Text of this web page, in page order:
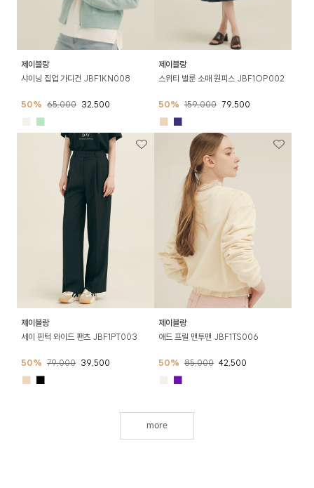
제이블랑
샤이닝 집업 가디건 JBF1KN008
50% 65,000 32,500
■
제이블랑
스위티 벌룬 소매 원피스 JBF1OP002
50% 159,000 79,500
■ ■
제이블랑
세이 핀턱 와이드 팬츠 JBF1PT003
50% 79,000 39,500
■ ■
제이블랑
애드 프릴 맨투맨 JBF1TS006
50% 85,000 42,500
■
more